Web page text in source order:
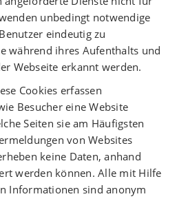
unbedingt notwendige
eindeutig zu
während ihres Aufenthalts und
Webseite erkannt werden.
Cookies erfassen
Besucher eine Website
Seiten sie am Häufigsten
von Websites
keine Daten, anhand
werden können. Alle mit Hilfe
Informationen sind anonym